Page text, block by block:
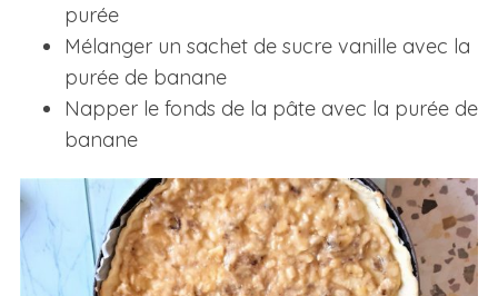
purée
Mélanger un sachet de sucre vanille avec la
purée de banane
Napper le fonds de la pâte avec la purée de
banane